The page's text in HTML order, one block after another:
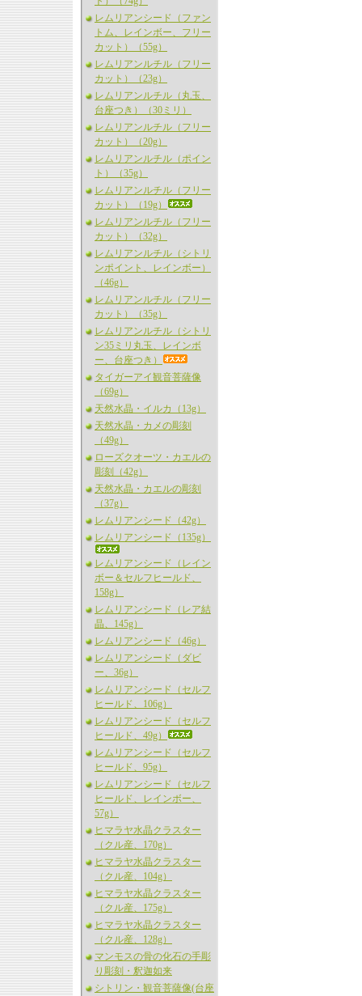
レムリアンシード（ファン
トム、レインボー、フリー
カット）（55g）
レムリアンルチル（フリー
カット）（23g）
レムリアンルチル（丸玉、
台座つき）（30ミリ）
レムリアンルチル（フリー
カット）（20g）
レムリアンルチル（ポイン
ト）（35g）
レムリアンルチル（フリー
カット）（19g）
レムリアンルチル（フリー
カット）（32g）
レムリアンルチル（シトリ
ンポイント、レインボー）
（46g）
レムリアンルチル（フリー
カット）（35g）
レムリアンルチル（シトリ
ン35ミリ丸玉、レインボ
ー、台座つき）
タイガーアイ観音菩薩像
（69g）
天然水晶・イルカ（13g）
天然水晶・カメの彫刻
（49g）
ローズクオーツ・カエルの
彫刻（42g）
天然水晶・カエルの彫刻
（37g）
レムリアンシード（42g）
レムリアンシード（135g）
レムリアンシード（レイン
ボー＆セルフヒールド、
158g）
レムリアンシード（レア結
晶、145g）
レムリアンシード（46g）
レムリアンシード（ダビ
ー、36g）
レムリアンシード（セルフ
ヒールド、106g）
レムリアンシード（セルフ
ヒールド、49g）
レムリアンシード（セルフ
ヒールド、95g）
レムリアンシード（セルフ
ヒールド、レインボー、
57g）
ヒマラヤ水晶クラスター
（クル産、170g）
ヒマラヤ水晶クラスター
（クル産、104g）
ヒマラヤ水晶クラスター
（クル産、175g）
ヒマラヤ水晶クラスター
（クル産、128g）
マンモスの骨の化石の手彫
り彫刻・釈迦如来
シトリン・観音菩薩像(台座